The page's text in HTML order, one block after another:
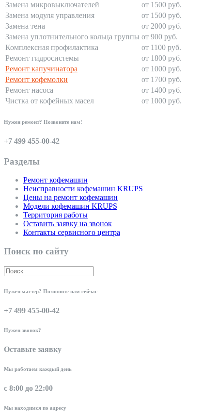
Замена микровыключателей
от 1500 руб.
Замена модуля управления
от 1500 руб.
Замена тена
от 2000 руб.
Замена уплотнительного кольца группы от 900 руб.
Комплексная профилактика
от 1100 руб.
Ремонт гидросистемы
от 1800 руб.
Ремонт капучинатора
от 1000 руб.
Ремонт кофемолки
от 1700 руб.
Ремонт насоса
от 1400 руб.
Чистка от кофейных масел
от 1000 руб.
Нужен ремонт? Позвоните нам!
+7 499 455-00-42
Разделы
Ремонт кофемашин
Неисправности кофемашин KRUPS
Цены на ремонт кофемашин
Модели кофемашин KRUPS
Территория работы
Оставить заявку на звонок
Контакты сервисного центра
Поиск по сайту
Нужен мастер? Позвоните нам сейчас
+7 499 455-00-42
Нужен звонок?
Оставьте заявку
Мы работаем каждый день
с 8:00 до 22:00
Мы находимся по адресу